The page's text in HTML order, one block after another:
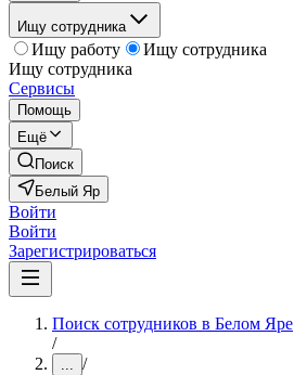
Ищу сотрудника
Ищу работу
Ищу сотрудника
Ищу сотрудника
Сервисы
Помощь
Ещё
Поиск
Белый Яр
Войти
Войти
Зарегистрироваться
Поиск сотрудников в Белом Яре
/
... /